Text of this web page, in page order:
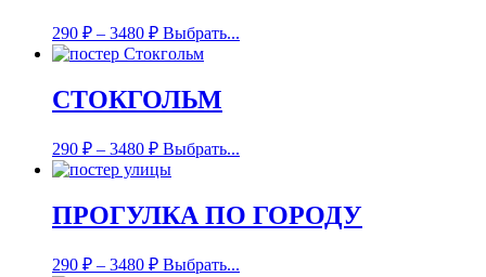
290 ₽ – 3480 ₽ Выбрать...
СТОКГОЛЬМ
290 ₽ – 3480 ₽ Выбрать...
ПРОГУЛКА ПО ГОРОДУ
290 ₽ – 3480 ₽ Выбрать...